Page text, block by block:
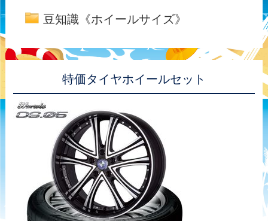
豆知識《ホイールサイズ》
特価タイヤホイールセット